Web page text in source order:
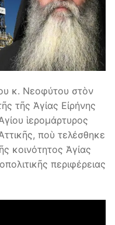
κ. Νεοφύτου στὸν
τῆς Ἁγίας Εἰρήνης
ἱερομάρτυρος
ποὺ τελέσθηκε
κοινότητος Ἁγίας
περιφέρειας